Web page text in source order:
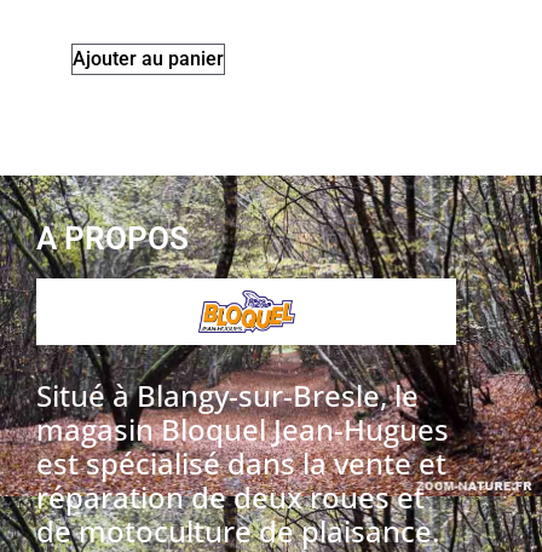
Ajouter au panier
A PROPOS
Situé à Blangy-sur-Bresle, le
magasin Bloquel Jean-Hugues
est spécialisé dans la vente et
réparation de deux roues et
de motoculture de plaisance.